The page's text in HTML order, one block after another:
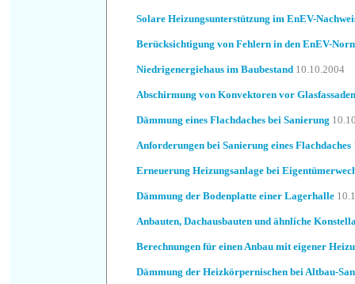
Solare Heizungsunterstützung im EnEV-
Berücksichtigung von Fehlern in den EnEV-
Niedrigenergiehaus im Baubestand 10.10.2004
Abschirmung von Konvektoren vor Glasfassaden
Dämmung eines Flachdaches bei Sanierung
Anforderungen bei Sanierung eines Flachdaches
Erneuerung Heizungsanlage bei
Dämmung der Bodenplatte einer Lagerhalle
Anbauten, Dachausbauten und ähnliche
Berechnungen für einen Anbau mit eigener
Dämmung der Heizkörpernischen bei Altbau-